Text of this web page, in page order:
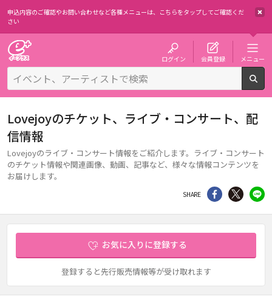
申込内容のご確認やお問い合わせなど各種メニューは、 こちらをタップしてご確認くだ
さい
ログイン 会員登録 メニュー
Lovejoyのチケット、ライブ・コンサート、配
信情報
Lovejoyのライブ・コンサート情報をご紹介します。ライブ・コンサート
のチケット情報や関連画像、動画、記事など、様々な情報コンテンツを
お届けします。
SHARE シェア Twitter
お気に入りに登録する
登録すると先行販売情報等が受け取れます